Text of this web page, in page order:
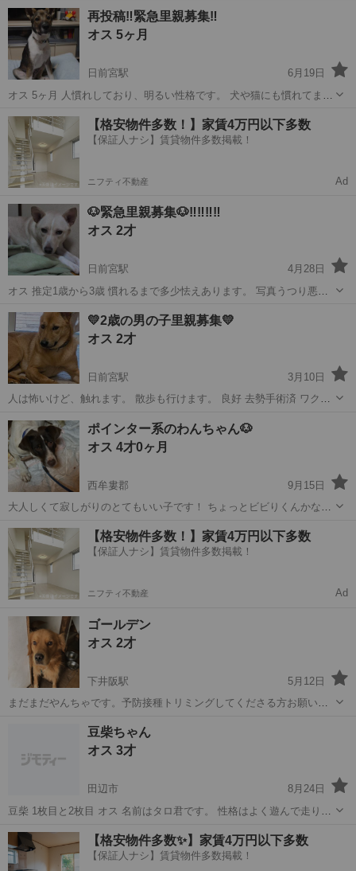
方。 譲渡の際はこちらから出向いての譲渡になります。 独身者と高齢
者はご遠慮下...
和歌山 和歌山市 日前宮駅 犬
再投稿‼️緊急里親募集‼️
オス 5ヶ月
日前宮駅
6月19日
オス 5ヶ月 人慣れしており、明るい性格です。 犬や猫にも慣れてま
庭。 譲渡後も連絡可能な方。 譲渡の際はこちらから自宅に引渡しに
なります。 独...
和歌山 和歌山市 日前宮駅 その他 性格
【格安物件多数！】家賃4万円以下多数
【保証人ナシ】賃貸物件多数掲載！
ニフティ不動産 Ad
🐶緊急里親募集🐶‼️‼️‼️‼️
オス 2才
日前宮駅
4月28日
オス 推定1歳から3歳 慣れるまで多少怯えあります。 写真うつり悪く
済 狂犬病ワクチン済 室内飼育できる方。 譲渡後も連絡可能な方。 譲
渡の際はこちら...
和歌山 和歌山市 日前宮駅 その他 去勢手術
💛2歳の男の子里親募集💛
オス 2才
日前宮駅
3月10日
人は怖いけど、触れます。 散歩も行けます。 良好 去勢手術済 ワクチ
はこちらからの出向いての譲渡になります。 高齢者❌独身者❌はご遠
慮下さい🙇‍♀️ 家...
和歌山 和歌山市 日前宮駅 その他 去勢手術
ポインター系のわんちゃん🐶
オス 4才0ヶ月
西牟婁郡
9月15日
大人しくて寂しがりのとてもいい子です！ ちょっとビビりくんかな！
体重は22キロくらいとのこと！ たまにちょっぴりイタズラしちゃう子
😜 なぜかおしっこの匂いがだ...
和歌山 西牟婁郡 その他 ポインター
【格安物件多数！】家賃4万円以下多数
【保証人ナシ】賃貸物件多数掲載！
ニフティ不動産 Ad
ゴールデン
オス 2才
下井阪駅
5月12日
まだまだやんちゃです。予防接種トリミングしてくださる方お願いし
岩出市 下井阪駅
豆柴ちゃん
オス 3才
田辺市
8月24日
豆柴 1枚目と2枚目 オス 名前はタロ君です。 性格はよく遊んで走り回
行かず 庭で離して遊ばせていました。 おすわりもちゃんと出来ていい
子です。 歳は3歳く...
和歌山 田辺市 柴犬 性格
【格安物件多数✨】家賃4万円以下多数
【保証人ナシ】賃貸物件多数掲載！